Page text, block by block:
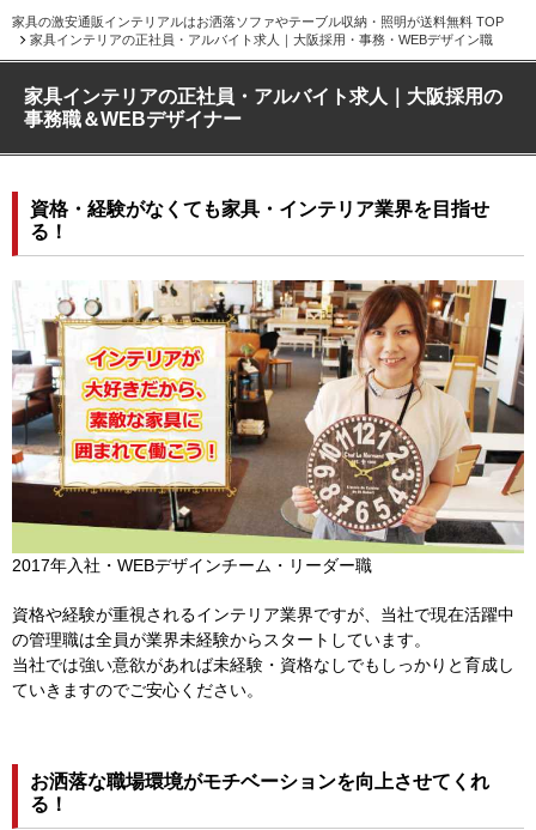
家具の激安通販インテリアルはお洒落ソファやテーブル収納・照明が送料無料 TOP
家具インテリアの正社員・アルバイト求人｜大阪採用・事務・WEBデザイン職
家具インテリアの正社員・アルバイト求人｜大阪採用の
事務職＆WEBデザイナー
資格・経験がなくても家具・インテリア業界を目指せ
る！
2017年入社・WEBデザインチーム・リーダー職
資格や経験が重視されるインテリア業界ですが、当社で現在活躍中
の管理職は全員が業界未経験からスタートしています。
当社では強い意欲があれば未経験・資格なしでもしっかりと育成し
ていきますのでご安心ください。
お洒落な職場環境がモチベーションを向上させてくれ
る！